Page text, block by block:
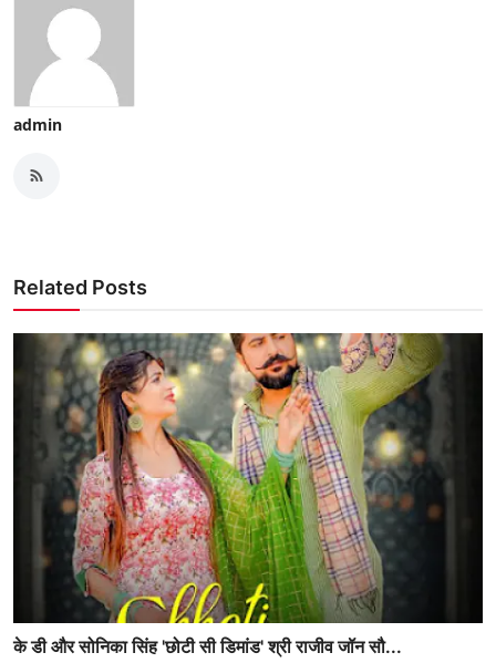
admin
Related Posts
के डी और सोनिका सिंह 'छोटी सी डिमांड' श्री राजीव जॉन सौ...